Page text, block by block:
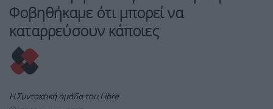
Φοβηθήκαμε ότι μπορεί να
καταρρεύσουν κάποιες
Η Συντακτική ομάδα του Libre